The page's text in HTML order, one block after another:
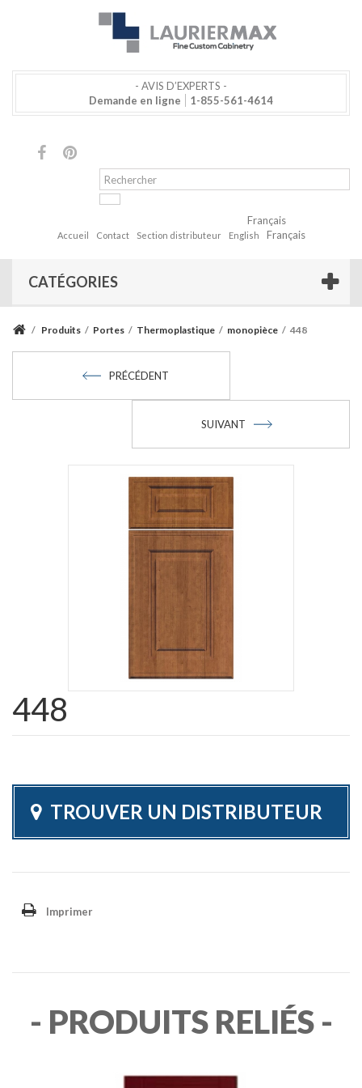
- AVIS D’EXPERTS -
Demande en ligne
1-855-561-4614
Accueil Contact Section distributeur
Français
English Français
CATÉGORIES
/ Produits / Portes / Thermoplastique / monopièce / 448
PRÉCÉDENT
SUIVANT
448
TROUVER UN DISTRIBUTEUR
Imprimer
- PRODUITS RELIÉS -